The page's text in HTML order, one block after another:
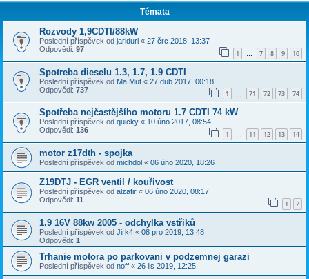
Témata
Rozvody 1,9CDTI/88kW
Poslední příspěvek od jariduri « 27 črc 2018, 13:37
Odpovědi: 97 1 … 7 8 9 10
Spotreba dieselu 1.3, 1.7, 1.9 CDTI
Poslední příspěvek od Ma.Mut « 27 dub 2017, 00:18
Odpovědi: 737 1 71 72 73 74
Spotřeba nejčastějšího motoru 1.7 CDTI 74 kW
Poslední příspěvek od quicky « 10 úno 2017, 08:54
Odpovědi: 136 1 … 11 12 13 14
motor z17dth - spojka
Poslední příspěvek od michdol « 06 úno 2020, 18:26
Z19DTJ - EGR ventil / kouřivost
Poslední příspěvek od alzafir « 06 úno 2020, 08:17
Odpovědi: 11 1 2
1.9 16V 88kw 2005 - odchylka vstřiků
Poslední příspěvek od Jirk4 « 08 pro 2019, 13:48
Odpovědi: 1
Trhanie motora po parkovani v podzemnej garazi
Poslední příspěvek od noff « 26 lis 2019, 12:25